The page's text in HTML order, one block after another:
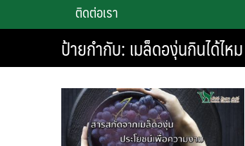
ติดต่อเรา
ป้ายกำกับ:เมล็ดองุ่นกินได้ไหม